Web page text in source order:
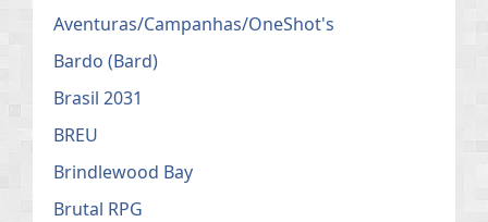
Aventuras/Campanhas/OneShot's
Bardo (Bard)
Brasil 2031
BREU
Brindlewood Bay
Brutal RPG